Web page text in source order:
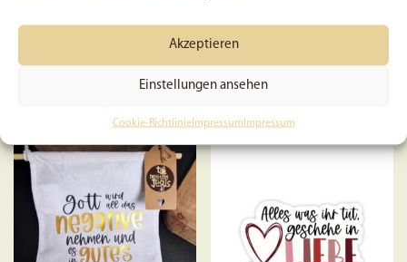
Akzeptieren
Einstellungen ansehen
Cookie-RichtlinieImpressum Impressum
Ermutigung | Accessoire |
5,99€ ab3,49€
auf.
Die